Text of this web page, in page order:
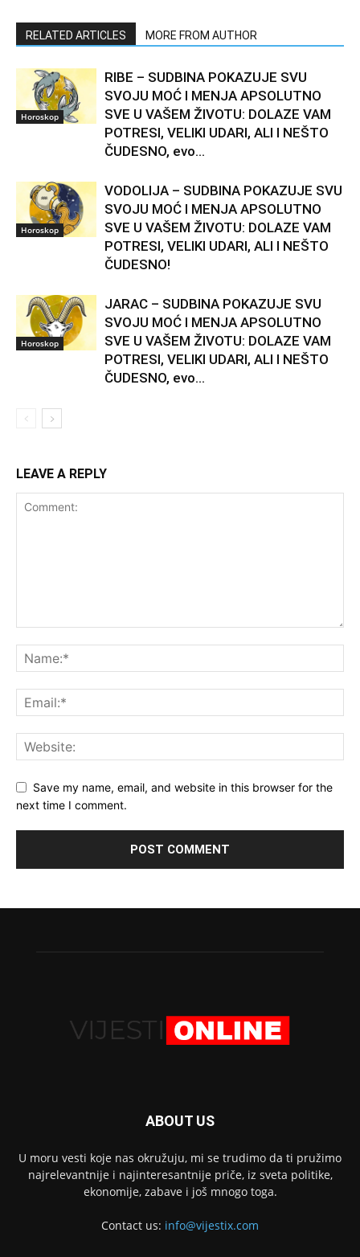
RELATED ARTICLES MORE FROM AUTHOR
Horoskop
RIBE – SUDBINA POKAZUJE SVU
SVOJU MOĆ I MENJA APSOLUTNO
SVE U VAŠEM ŽIVOTU: DOLAZE VAM
POTRESI, VELIKI UDARI, ALI I NEŠTO
ČUDESNO, evo...
Horoskop
VODOLIJA – SUDBINA POKAZUJE SVU
SVOJU MOĆ I MENJA APSOLUTNO
SVE U VAŠEM ŽIVOTU: DOLAZE VAM
POTRESI, VELIKI UDARI, ALI I NEŠTO
ČUDESNO!
Horoskop
JARAC – SUDBINA POKAZUJE SVU
SVOJU MOĆ I MENJA APSOLUTNO
SVE U VAŠEM ŽIVOTU: DOLAZE VAM
POTRESI, VELIKI UDARI, ALI I NEŠTO
ČUDESNO, evo...
LEAVE A REPLY
Save my name, email, and website in this browser for the
next time I comment.
ABOUT US
U moru vesti koje nas okružuju, mi se trudimo da ti pružimo
najrelevantnije i najinteresantnije priče, iz sveta politike,
ekonomije, zabave i još mnogo toga.
Contact us: info@vijestix.com